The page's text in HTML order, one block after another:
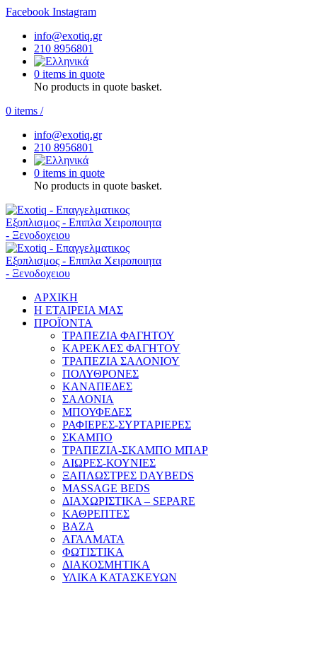
Facebook Instagram
info@exotiq.gr
210 8956801
0 items in quote
No products in quote basket.
0 items /
info@exotiq.gr
210 8956801
0 items in quote
No products in quote basket.
ΑΡΧΙΚΗ
Η ΕΤΑΙΡΕΙΑ ΜΑΣ
ΠΡΟΪΟΝΤΑ
ΤΡΑΠΕΖΙΑ ΦΑΓΗΤΟΥ
ΚΑΡΕΚΛΕΣ ΦΑΓΗΤΟΥ
ΤΡΑΠΕΖΙΑ ΣΑΛΟΝΙΟΥ
ΠΟΛΥΘΡΟΝΕΣ
ΚΑΝΑΠΕΔΕΣ
ΣΑΛΟΝΙΑ
ΜΠΟΥΦΕΔΕΣ
ΡΑΦΙΕΡΕΣ-ΣΥΡΤΑΡΙΕΡΕΣ
ΣΚΑΜΠΟ
ΤΡΑΠΕΖΙΑ-ΣΚΑΜΠΟ ΜΠΑΡ
ΑΙΩΡΕΣ-ΚΟΥΝΙΕΣ
ΞΑΠΛΩΣΤΡΕΣ DAYBEDS
MASSAGE BEDS
ΔΙΑΧΩΡΙΣΤΙΚΑ – SEPARE
ΚΑΘΡΕΠΤΕΣ
ΒΑΖΑ
ΑΓΑΛΜΑΤΑ
ΦΩΤΙΣΤΙΚΑ
ΔΙΑΚΟΣΜΗΤΙΚΑ
ΥΛΙΚΑ ΚΑΤΑΣΚΕΥΩΝ